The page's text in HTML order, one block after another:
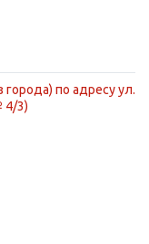
по адресу ул.
4/3)